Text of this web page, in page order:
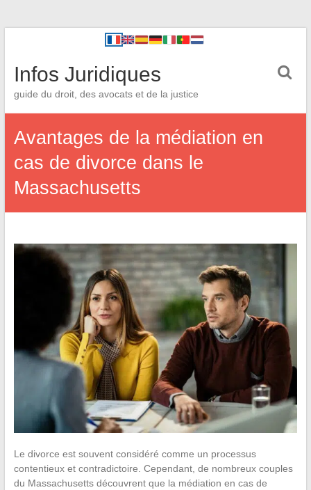
Infos Juridiques
guide du droit, des avocats et de la justice
Avantages de la médiation en
cas de divorce dans le
Massachusetts
Le divorce est souvent considéré comme un processus
contentieux et contradictoire. Cependant, de nombreux couples
du Massachusetts découvrent que la médiation en cas de